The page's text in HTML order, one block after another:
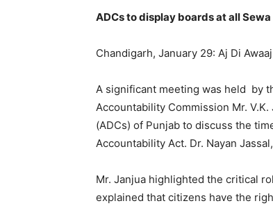
ADCs to display boards at all
Chandigarh, January 29: Aj Di Awaaj
A significant meeting was held by
Accountability Commission Mr.
(ADCs) of Punjab to discuss the
Accountability Act. Dr. Nayan
Mr. Janjua highlighted the critical
explained that citizens have the